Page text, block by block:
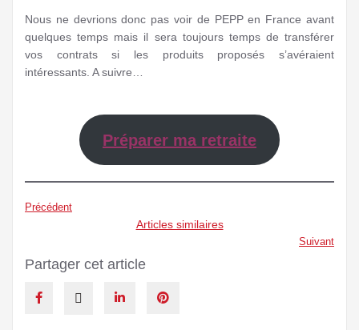
Nous ne devrions donc pas voir de PEPP en France avant
quelques temps mais il sera toujours temps de transférer
vos contrats si les produits proposés s’avéraient
intéressants. A suivre…
Préparer ma retraite
Précédent
Articles similaires
Suivant
Partager cet article